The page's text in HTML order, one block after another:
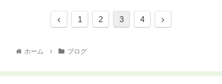
1 2 3 4
ホーム ブログ